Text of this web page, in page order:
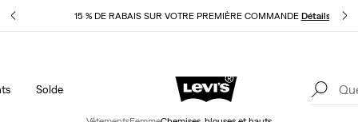
15 % DE RABAIS SUR VOTRE PREMIÈRE COMMANDE Détails
Solde40 % DE RABAIS ADDITIONNEL SUR LES SOLDES. Appliqué
automatiquement à la caisse.
Détails